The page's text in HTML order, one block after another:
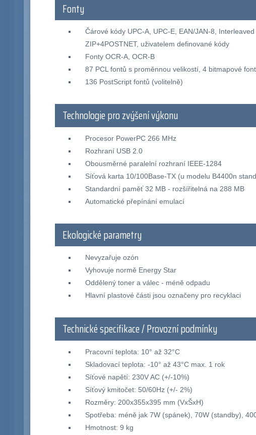
Fonty
Čárové kódy UPC-A, UPC-E, EAN/JAN-8,
ZIP+4POSTNET, uživatelem definované kódy
Fonty OCR-A, OCR-B
87 PCL fontů s proměnnou velikostí, 4 bitmapové
136 PostScript fontů (volitelně)
Technologie pro zvýšení výkonu
Procesor PowerPC 266 MHz
Rozhraní USB 2.0
Obousměrné paralelní rozhraní IEEE-1284
Síťová karta 10/100Base-TX (u modelu B4400n
Standardní paměť 32 MB - rozšířitelná na 288 MB
Automatické přepínání emulací
Ekologické parametry
Nevyzařuje ozón
Vyhovuje normě Energy Star
Oddělený toner a válec - méně odpadu
Hlavní plastové části jsou označeny pro recyklaci
Technické specifikace / Provozní podmínky
Pracovní teplota: 10° až 32°C
Skladovací teplota: -10° až 43°C max. 1 rok
Síťové napětí: 230V AC (+/-10%)
Síťový kmitočet: 50/60Hz (+/- 2%)
Rozměry: 200x355x395 mm (VxŠxH)
Spotřeba: méně jak 7W (spánek), 70W (standby),
Hmotnost: 9 kg